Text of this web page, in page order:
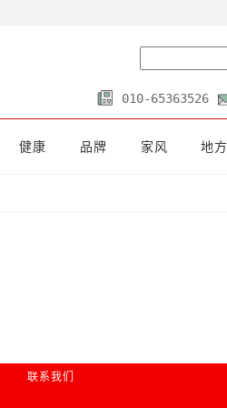
010-65363526
健康 品牌 家风 地方
联系我们